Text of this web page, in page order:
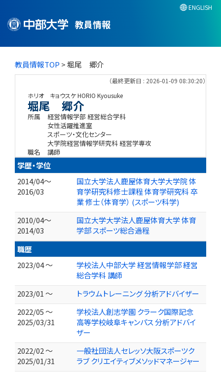
教員情報
ENGLISH
教員情報TOP > 堀尾 郷介
（最終更新日 : 2026-01-09 08:30:20）
ホリオ キョウスケHORIO Kyousuke
堀尾 郷介
所属
経営情報学部 経営総合学科
女性活躍推進室
スポーツ・文化センター
大学院経営情報学研究科 経営学専攻
職名
講師
学歴・学位
2014/04～
2016/03
国立大学法人鹿屋体育大学大学院 体
育学研究科修士課程 体育学研究科 卒
業 修士（体育学） (スポーツ科学)
2010/04～
2014/03
国立大学大学法人鹿屋体育大学 体育
学部 スポーツ総合過程
職歴
2023/04 ～
学校法人中部大学 経営情報学部 経営
総合学科 講師
2023/01 ～
トラウムトレーニング 分析アドバイザー
2022/05 ～
2025/03/31
学校法人創志学園 クラーク国際記念
高等学校岐阜キャンパス 分析アドバイ
ザー
2022/02 ～
2025/01/31
一般社団法人セレッソ大阪スポーツク
ラブ クリエイティブメソッドマネージャー